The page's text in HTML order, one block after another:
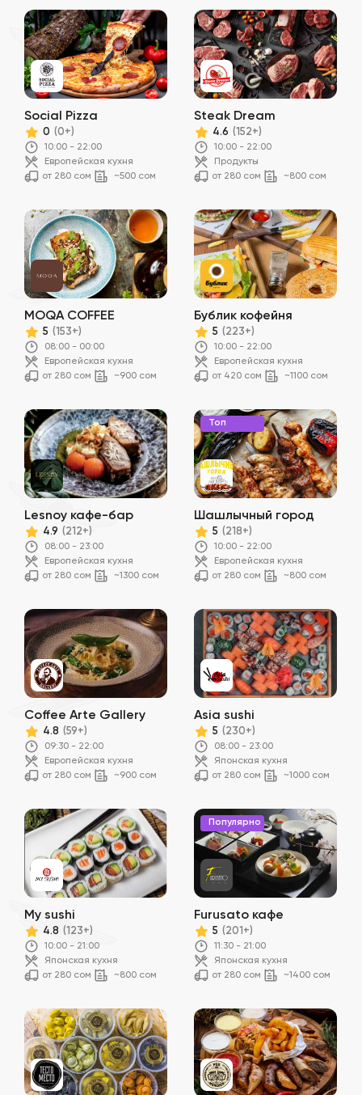
Social Pizza
0 (0+)
10:00 - 22:00
Европейская кухня
от 280 сом
~500 сом
Steak Dream
4.6 (152+)
10:00 - 22:00
Продукты
от 280 сом
~800 сом
MOQA COFFEE
5 (153+)
08:00 - 00:00
Европейская кухня
от 280 сом
~900 сом
Бублик кофейня
5 (223+)
10:00 - 22:00
Европейская кухня
от 420 сом
~1100 сом
Lesnoy кафе-бар
4.9 (212+)
08:00 - 23:00
Европейская кухня
от 280 сом
~1300 сом
Топ
Шашлычный город
5 (218+)
10:00 - 22:00
Европейская кухня
от 280 сом
~800 сом
Coffee Arte Gallery
4.8 (59+)
09:30 - 22:00
Европейская кухня
от 280 сом
~900 сом
Asia sushi
5 (230+)
08:00 - 23:00
Японская кухня
от 280 сом
~1000 сом
My sushi
4.8 (123+)
10:00 - 21:00
Японская кухня
от 280 сом
~800 сом
Популярно
Furusato кафе
5 (201+)
11:30 - 21:00
Японская кухня
от 280 сом
~1400 сом